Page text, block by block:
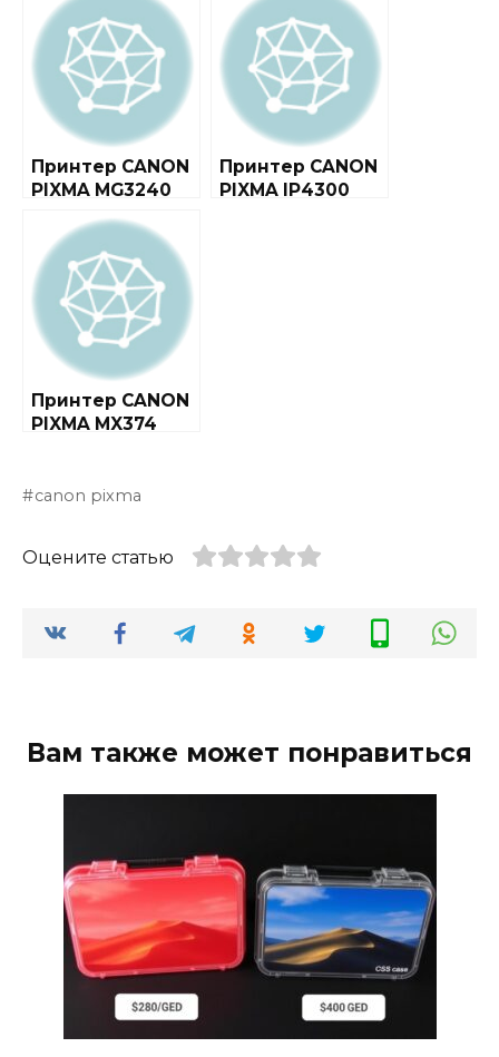
Принтер CANON
PIXMA MG3240
Принтер CANON
PIXMA IP4300
Принтер CANON
PIXMA MX374
canon pixma
Оцените статью
Вам также может понравиться